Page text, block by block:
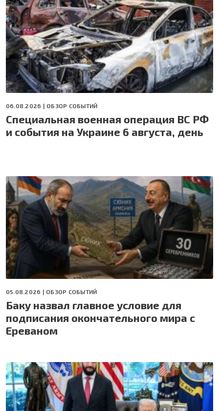
06.08.2026 | ОБЗОР СОБЫТИЙ
Специальная военная операция ВС РФ
и события на Украине 6 августа, день
05.08.2026 | ОБЗОР СОБЫТИЙ
Баку назвал главное условие для
подписания окончательного мира с
Ереваном